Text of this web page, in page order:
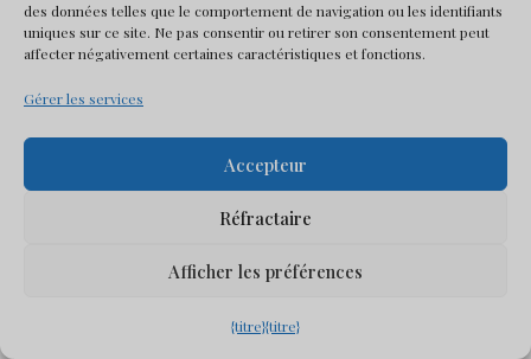
des données telles que le comportement de navigation ou les identifiants
uniques sur ce site. Ne pas consentir ou retirer son consentement peut
affecter négativement certaines caractéristiques et fonctions.
Gérer les services
Accepteur
Réfractaire
Afficher les préférences
{titre}{titre}
Lorsque vous passez une commande de biens ou de
services sur notre site Web, nous recueillons votre nom,
Si vous ne fournissez pas ces informations, vous ne
pourrez pas acheter de biens ou de services auprès de
nous sur notre site Web ni conclure de contrat avec nous.
légale (article 6, paragraphe 1, point c), du règlement